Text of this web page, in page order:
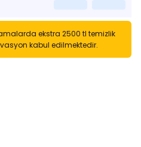
ekstra 2500 tl temizlik
kabul edilmektedir.